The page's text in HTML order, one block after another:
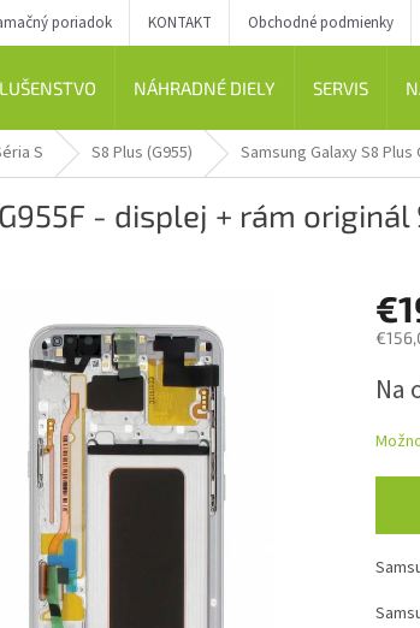
poriadok KONTAKT Obchodné podmienky
NÁHRADNÉ DIELY SERVIS
S S8 Plus (G955) Samsung Galaxy S8
- displej + rám
cena:
Na